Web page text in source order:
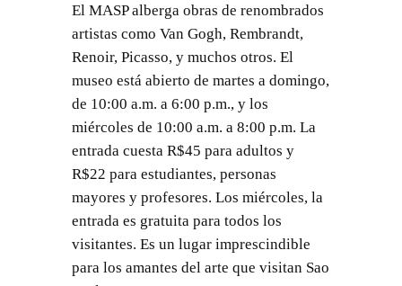
El MASP alberga obras de renombrados
artistas como Van Gogh, Rembrandt,
Renoir, Picasso, y muchos otros. El
museo está abierto de martes a domingo,
de 10:00 a.m. a 6:00 p.m., y los
miércoles de 10:00 a.m. a 8:00 p.m. La
entrada cuesta R$45 para adultos y
R$22 para estudiantes, personas
mayores y profesores. Los miércoles, la
entrada es gratuita para todos los
visitantes. Es un lugar imprescindible
para los amantes del arte que visitan Sao